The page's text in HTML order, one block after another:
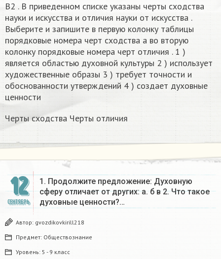
B2 . В приведенном списке указаны черты сходства
науки и искусства и отличия науки от искусства .
Выберите и запишите в первую колонку таблицы
порядковые номера черт сходства а во вторую
колонку порядковые номера черт отличия . 1 )
является областью духовной культуры 2 ) использует
художественные образы 3 ) требует точности и
обоснованности утверждений 4 ) создает духовные
ценности
Черты сходства Черты отличия
12
СЕНТЯБРЬ
1. Продолжите предложение: Духовную
сферу отличает от других: а. б в 2. Что такое
духовные ценности?…
Автор: gvozdikovkirill218
Предмет: Обществознание
Уровень: 5 - 9 класс